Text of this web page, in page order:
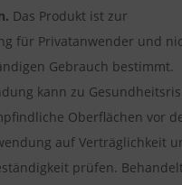
Das Produkt ist zur
für Privatanwender und
Gebrauch bestimmt.
kann zu
Oberflächen vor
auf Verträglichkeit
prüfen.